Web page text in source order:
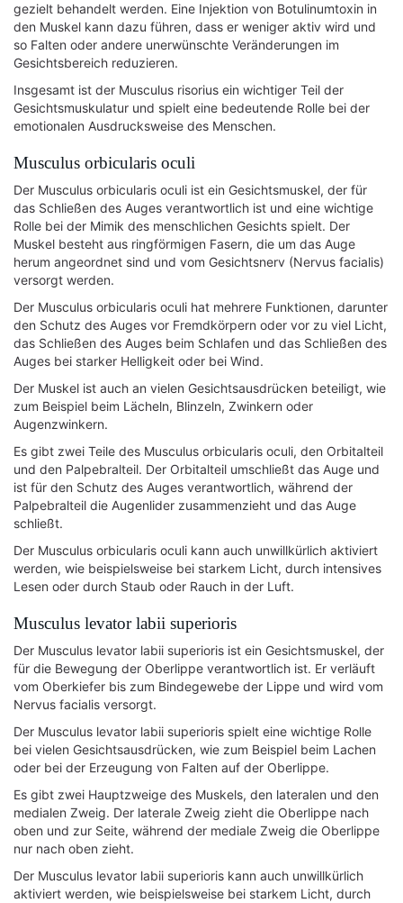
gezielt behandelt werden. Eine Injektion von Botulinumtoxin in
den Muskel kann dazu führen, dass er weniger aktiv wird und
so Falten oder andere unerwünschte Veränderungen im
Gesichtsbereich reduzieren.
Insgesamt ist der Musculus risorius ein wichtiger Teil der
Gesichtsmuskulatur und spielt eine bedeutende Rolle bei der
emotionalen Ausdrucksweise des Menschen.
Musculus orbicularis oculi
Der Musculus orbicularis oculi ist ein Gesichtsmuskel, der für
das Schließen des Auges verantwortlich ist und eine wichtige
Rolle bei der Mimik des menschlichen Gesichts spielt. Der
Muskel besteht aus ringförmigen Fasern, die um das Auge
herum angeordnet sind und vom Gesichtsnerv (Nervus facialis)
versorgt werden.
Der Musculus orbicularis oculi hat mehrere Funktionen, darunter
den Schutz des Auges vor Fremdkörpern oder vor zu viel Licht,
das Schließen des Auges beim Schlafen und das Schließen des
Auges bei starker Helligkeit oder bei Wind.
Der Muskel ist auch an vielen Gesichtsausdrücken beteiligt, wie
zum Beispiel beim Lächeln, Blinzeln, Zwinkern oder
Augenzwinkern.
Es gibt zwei Teile des Musculus orbicularis oculi, den Orbitalteil
und den Palpebralteil. Der Orbitalteil umschließt das Auge und
ist für den Schutz des Auges verantwortlich, während der
Palpebralteil die Augenlider zusammenzieht und das Auge
schließt.
Der Musculus orbicularis oculi kann auch unwillkürlich aktiviert
werden, wie beispielsweise bei starkem Licht, durch intensives
Lesen oder durch Staub oder Rauch in der Luft.
Musculus levator labii superioris
Der Musculus levator labii superioris ist ein Gesichtsmuskel, der
für die Bewegung der Oberlippe verantwortlich ist. Er verläuft
vom Oberkiefer bis zum Bindegewebe der Lippe und wird vom
Nervus facialis versorgt.
Der Musculus levator labii superioris spielt eine wichtige Rolle
bei vielen Gesichtsausdrücken, wie zum Beispiel beim Lachen
oder bei der Erzeugung von Falten auf der Oberlippe.
Es gibt zwei Hauptzweige des Muskels, den lateralen und den
medialen Zweig. Der laterale Zweig zieht die Oberlippe nach
oben und zur Seite, während der mediale Zweig die Oberlippe
nur nach oben zieht.
Der Musculus levator labii superioris kann auch unwillkürlich
aktiviert werden, wie beispielsweise bei starkem Licht, durch